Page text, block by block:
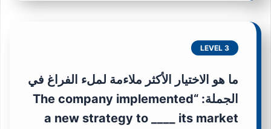
LEVEL 3
ما هو الاختيار الأكثر ملاءمة لملء الفراغ في
الجملة: “The company implemented
a new strategy to ____ its market